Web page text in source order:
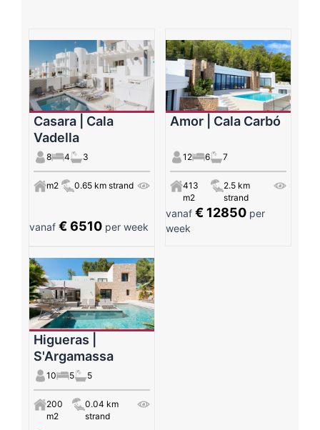
Casara | Cala
Vadella
8 4 3
m2 0.65 km strand
vanaf € 6510 per week
Amor | Cala Carbó
12 6 7
413
m2
2.5 km
strand
vanaf€ 12850 per
week
Higueras |
S'Argamassa
10 5 5
200
m2
0.04 km
strand